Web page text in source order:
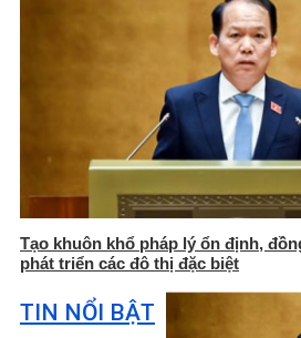
Tạo khuôn khổ pháp lý ổn định,
phát triển các đô thị đặc biệt
TIN NỔI BẬT